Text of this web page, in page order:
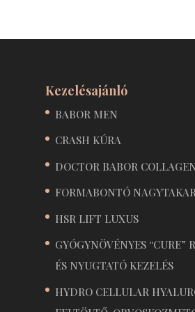
Kezelésajánló
BABOR MEN
CRASH KÚRA
DOCTOR BABOR
FORMABONTÓ
HSR LIFT LUXUS
GYÓGYNÖVÉNYES “CURE”
ÉS NYUGTATÓ KEZELÉS
HYDRO CELLULAR